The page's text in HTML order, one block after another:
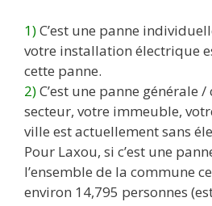
1)C’est une panne
votre installation électrique
cette panne.
2)C’est une panne générale
secteur, votre immeuble,
ville est actuellement sans
Pour Laxou, si c’est une
l’ensemble de la commune
environ 14,795 personnes